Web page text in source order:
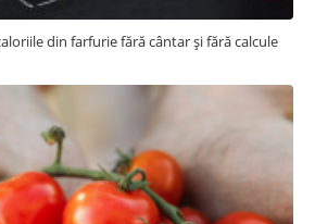
din farfurie fără cântar și fără calcule